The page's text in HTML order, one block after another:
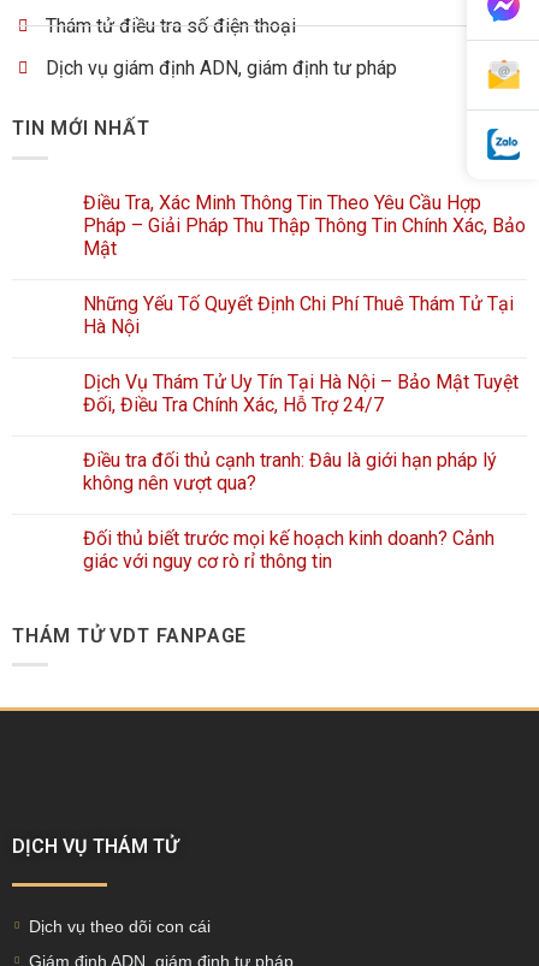
Thám tử điều tra số điện thoại
Dịch vụ giám định ADN, giám định tư pháp
TIN MỚI NHẤT
Điều Tra, Xác Minh Thông Tin Theo Yêu Cầu Hợp
Pháp – Giải Pháp Thu Thập Thông Tin Chính Xác, Bảo
Mật
Những Yếu Tố Quyết Định Chi Phí Thuê Thám Tử Tại
Hà Nội
Dịch Vụ Thám Tử Uy Tín Tại Hà Nội – Bảo Mật Tuyệt
Đối, Điều Tra Chính Xác, Hỗ Trợ 24/7
Điều tra đối thủ cạnh tranh: Đâu là giới hạn pháp lý
không nên vượt qua?
Đối thủ biết trước mọi kế hoạch kinh doanh? Cảnh
giác với nguy cơ rò rỉ thông tin
THÁM TỬ VDT FANPAGE
DỊCH VỤ THÁM TỬ
Dịch vụ theo dõi con cái
Giám định ADN, giám định tư pháp